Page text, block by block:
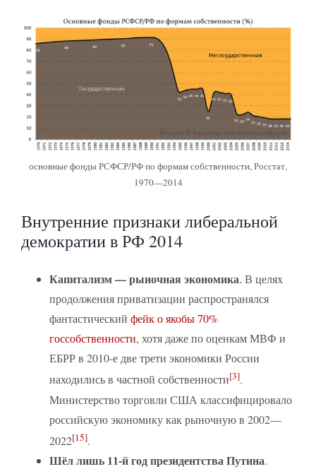
основные фонды РСФСР/РФ по формам собственности, Росстат,
1970—2014
Внутренние признаки либеральной
демократии в РФ 2014
Капитализм — рыночная экономика. В целях
продолжения приватизации распространялся
фантастический фейк о якобы 70%
госсобственности, хотя даже по оценкам МВФ и
ЕБРР в 2010-е две трети экономики России
находились в частной собственности[3].
Министерство торговли США классифицировало
российскую экономику как рыночную в 2002—
2022[15].
Шёл лишь 11-й год президентства Путина.